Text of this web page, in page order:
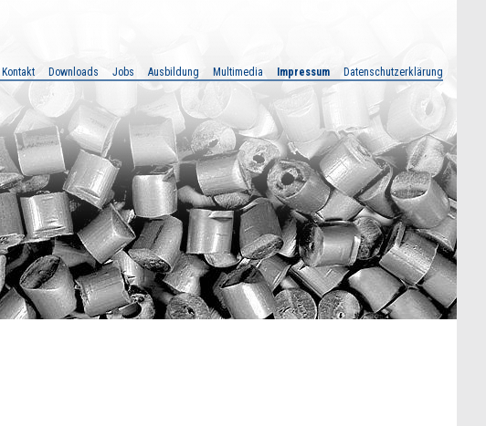
Kontakt Downloads Jobs Ausbildung Multimedia Impressum Datenschutzerklärung